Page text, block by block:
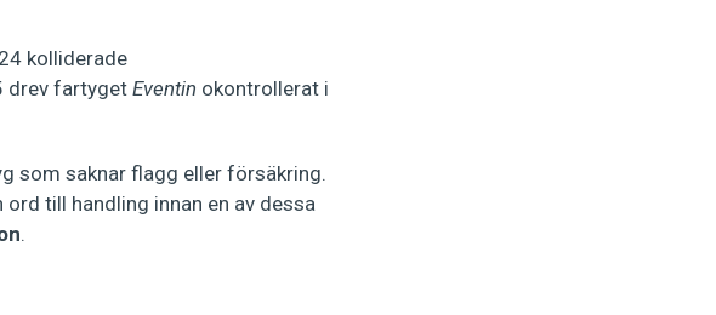
kolliderade
drev fartyget Eventin okontrollerat i
som saknar flagg eller försäkring.
till handling innan en av dessa
.